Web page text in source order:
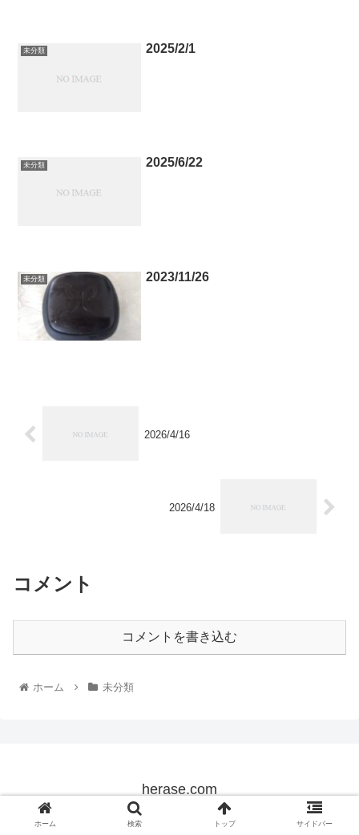
未分類 2025/2/1
未分類 2025/6/22
未分類 2023/11/26
2026/4/16
2026/4/18
コメント
コメントを書き込む
ホーム 未分類
herase.com
© 2022 herase.com.
ホーム 検索 トップ サイドバー